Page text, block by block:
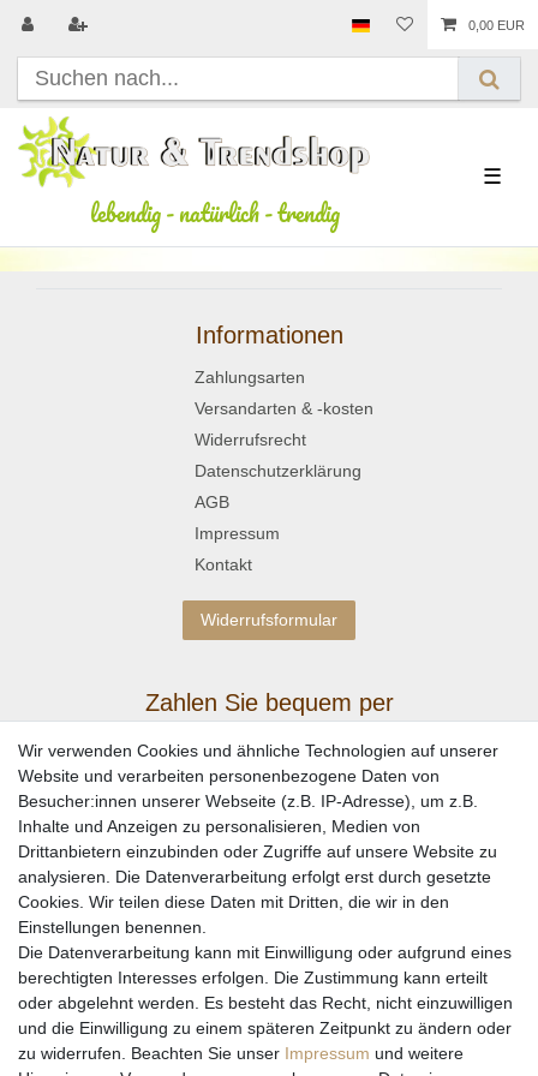
0,00 EUR
lebendig-natürlich-trendig
☰
Informationen
Zahlungsarten
Versandarten & -kosten
Widerrufsrecht
Datenschutzerklärung
AGB
Impressum
Kontakt
Widerrufsformular
Zahlen Sie bequem per
Wir versenden mit
Wir verwenden Cookies und ähnliche Technologien auf unserer
Website und verarbeiten personenbezogene Daten von
Besucher:innen unserer Webseite (z.B. IP-Adresse), um z.B.
Inhalte und Anzeigen zu personalisieren, Medien von
Drittanbietern einzubinden oder Zugriffe auf unsere Website zu
analysieren. Die Datenverarbeitung erfolgt erst durch gesetzte
Cookies. Wir teilen diese Daten mit Dritten, die wir in den
Einstellungen benennen.
Die Datenverarbeitung kann mit Einwilligung oder aufgrund eines
berechtigten Interesses erfolgen. Die Zustimmung kann erteilt
oder abgelehnt werden. Es besteht das Recht, nicht einzuwilligen
und die Einwilligung zu einem späteren Zeitpunkt zu ändern oder
zu widerrufen. Beachten Sie unser Impressum und weitere